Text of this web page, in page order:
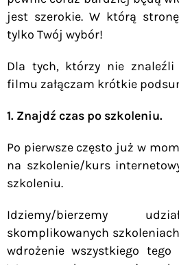
jest szerokie. W którą
tylko Twój wybór!
Dla tych, którzy nie
filmu załączam krótkie
1. Znajdź czas po szkoleniu.
Po pierwsze często już w
na szkolenie/kurs
szkoleniu.
Idziemy/bierzemy
skomplikowanych
wdrożenie wszystkiego